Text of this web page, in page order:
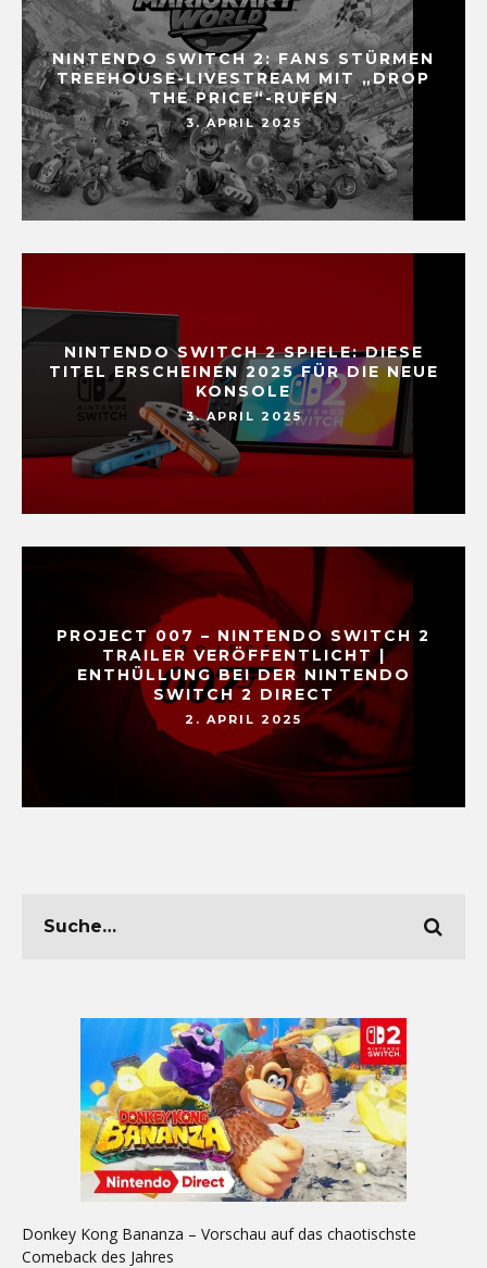
NINTENDO SWITCH 2: FANS STÜRMEN
TREEHOUSE-LIVESTREAM MIT „DROP
THE PRICE“-RUFEN
3. APRIL 2025
NINTENDO SWITCH 2 SPIELE: DIESE
TITEL ERSCHEINEN 2025 FÜR DIE NEUE
KONSOLE
3. APRIL 2025
PROJECT 007 – NINTENDO SWITCH 2
TRAILER VERÖFFENTLICHT |
ENTHÜLLUNG BEI DER NINTENDO
SWITCH 2 DIRECT
2. APRIL 2025
Donkey Kong Bananza – Vorschau auf das chaotischste
Comeback des Jahres